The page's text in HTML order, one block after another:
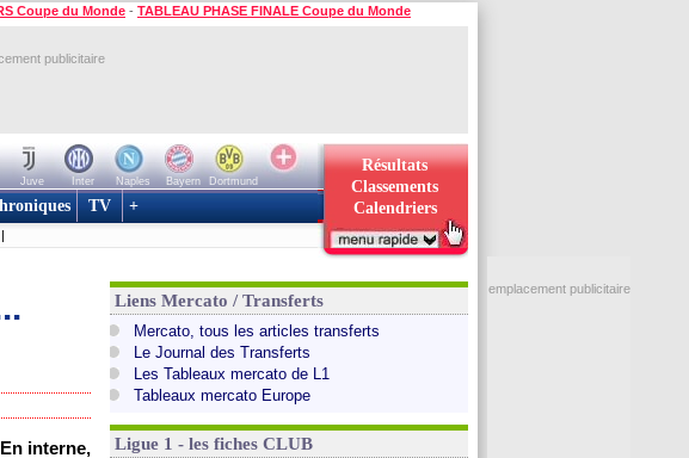
Coupe du Monde - TABLEAU PHASE FINALE Coupe du Monde
publicitaire
Juve Inter Naples Bayern
Dortmund
Résultats
Classements
Calendriers
TV +
|
interne,
Liens Mercato / Transferts
Mercato, tous les articles transferts
Le Journal des Transferts
Les Tableaux mercato de L1
Tableaux mercato Europe
Ligue 1 - les fiches CLUB
emplacement publicitaire